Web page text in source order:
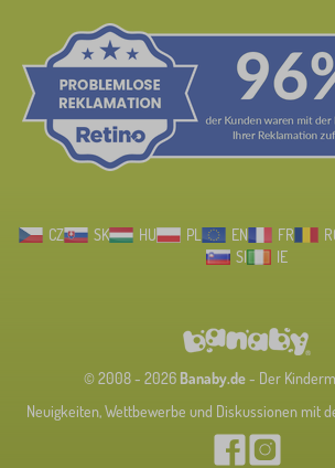
CZ SK HU PL EN FR
SI
IE
© 2008 - 2026 Banaby.de- Der
Neuigkeiten, Wettbewerbe und Diskussionen mit